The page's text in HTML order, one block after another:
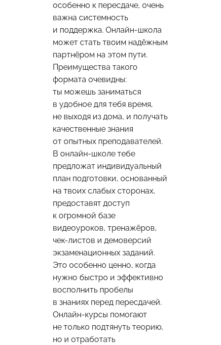
особенно к пересдаче, очень
важна системность
и поддержка. Онлайн-школа
может стать твоим надёжным
партнёром на этом пути.
Преимущества такого
формата очевидны:
ты можешь заниматься
в удобное для тебя время,
не выходя из дома, и получать
качественные знания
от опытных преподавателей.
В онлайн-школе тебе
предложат индивидуальный
план подготовки, основанный
на твоих слабых сторонах,
предоставят доступ
к огромной базе
видеоуроков, тренажёров,
чек-листов и демоверсий
экзаменационных заданий.
Это особенно ценно, когда
нужно быстро и эффективно
восполнить пробелы
в знаниях перед пересдачей.
Онлайн-курсы помогают
не только подтянуть теорию,
но и отработать